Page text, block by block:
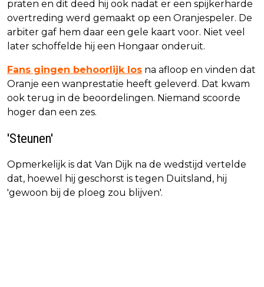
praten en dit deed hij ook nadat er een spijkerharde
overtreding werd gemaakt op een Oranjespeler. De
arbiter gaf hem daar een gele kaart voor. Niet veel
later schoffelde hij een Hongaar onderuit.
Fans gingen behoorlijk los na afloop en vinden dat
Oranje een wanprestatie heeft geleverd. Dat kwam
ook terug in de beoordelingen. Niemand scoorde
hoger dan een zes.
'Steunen'
Opmerkelijk is dat Van Dijk na de wedstijd vertelde
dat, hoewel hij geschorst is tegen Duitsland, hij
'gewoon bij de ploeg zou blijven'.